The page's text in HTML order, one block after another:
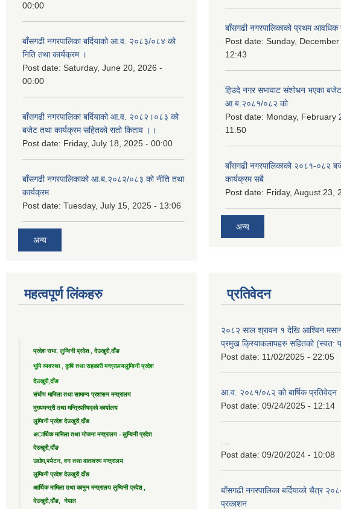
00:00
बाँसगढी नगरपालिका बर्दियाको आ.व. २०८३/०८४ को
निति तथा कार्यक्रम ।
Post date: Saturday, June 20, 2026 -
00:00
बाँसगढी नगरपालिका बर्दियाको आ.व. २०८२।०८३ को
बजेट तथा कार्यक्रम सहितको रातो किताव ।।
Post date: Friday, July 18, 2025 - 00:00
बाँसगढी नगरपालिकाको आ.ब.२०८२/०८३ को नीति तथा
कार्यक्रम
Post date: Tuesday, July 15, 2025 - 13:06
अन्य
बाँसगढी नगरपालिकाको प्रथम
Post date: Sunday,
12:43
हिउदे नगर सभावाट संशोधन भएका
आ.ब.२०८१/०८२ को
Post date: Monday, February
11:50
बाँसगढी नगरपालिकाको २०८१-०८२
कार्यक्रम सबै
Post date: Friday, August 23,
अन्य
महत्वपूर्ण लिंकहरु
प्रदेश सभा, लुम्विनी प्रदेश , देउखुरी,दाँङ
भुमि व्यवस्था , कृषि तथा सहकारी मन्त्रालयलुम्विनी प्रदेश
देउखुरी,दाँङ
संघीय मामिला तथा सामान्य प्रशासन मन्त्रालय
मुख्यमन्त्री तथा मन्त्रिपरिषद्को कार्यालय
लुम्विनी प्रदेश देउखुरी,दाँङ
अार्थिक मामिला तथा योजना मन्त्रालय - लुम्विनी प्रदेश
देउखुरी,दाँङ
उद्याेग,पर्यटन, वन तथा वातावरण मन्त्रालय
लुम्विनी प्रदेश देउखुरी,दाँङ
आर्थिक मामिला तथा कानुन मन्त्रालय लुम्विनी प्रदेश ,
देउखुरी,दाँङ, नेपाल
प्रतिवेदन
२०८२ साल श्रावन १ देखि आश्विन
प्रमुख क्रियाकलापहरु सहितको (स्वत:
Post date: 11/02/2025 - 22:05
आ.व. २०८१/०८२ को बार्षिक प्रतिवेदन
Post date: 09/24/2025 - 12:14
Post date: 09/20/2024 - 10:08
बाँसगढी नगरपालिका बर्दियाको चैत्र
प्रकाशन